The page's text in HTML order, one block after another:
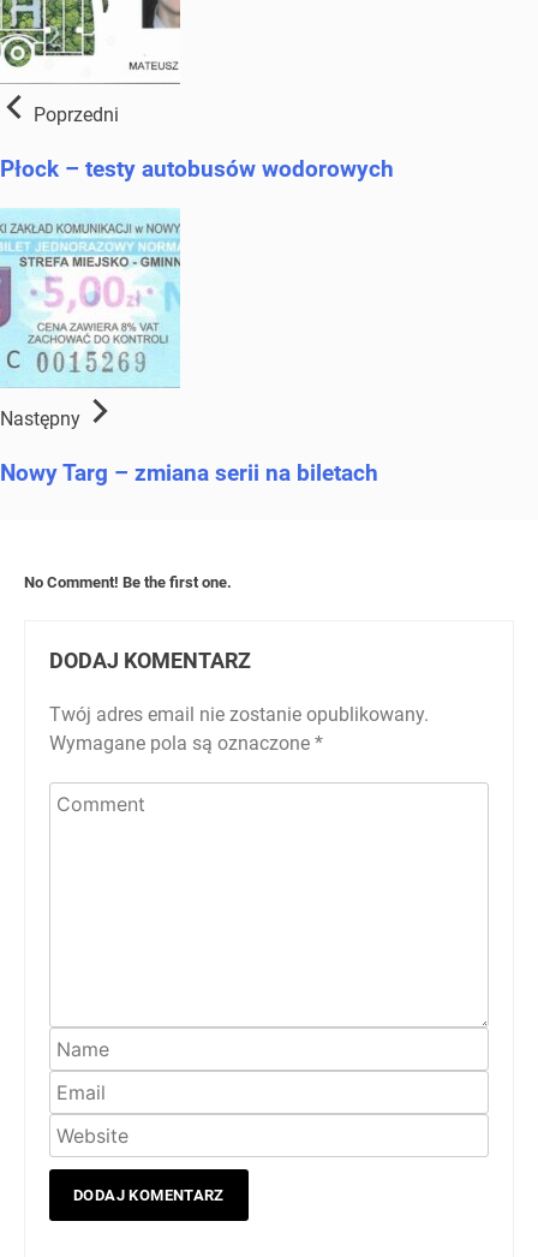
Poprzedni
Płock – testy autobusów wodorowych
Następny
Nowy Targ – zmiana serii na biletach
No Comment! Be the first one.
DODAJ KOMENTARZ
Twój adres email nie zostanie opublikowany.
Wymagane pola są oznaczone *